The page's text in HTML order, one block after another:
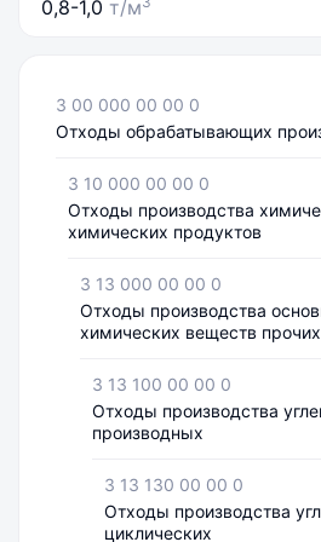
0,8-1,0 т/м
3 00 000 00 00 0
Отходы обрабатывающих
3 10 000 00 00 0
Отходы производства
химических продуктов
3 13 000 00 00 0
Отходы производства
химических веществ прочих
3 13 100 00 00 0
Отходы производства
производных
3 13 130 00 00 0
Отходы производства
циклических